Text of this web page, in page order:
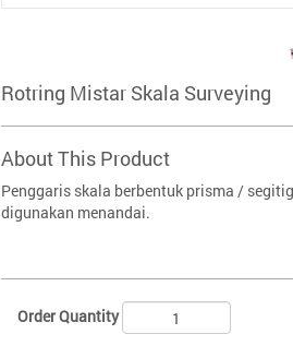
Rotring Mistar Skala Surveying
About This Product
Penggaris skala berbentuk prisma /
digunakan menandai.
Order Quantity